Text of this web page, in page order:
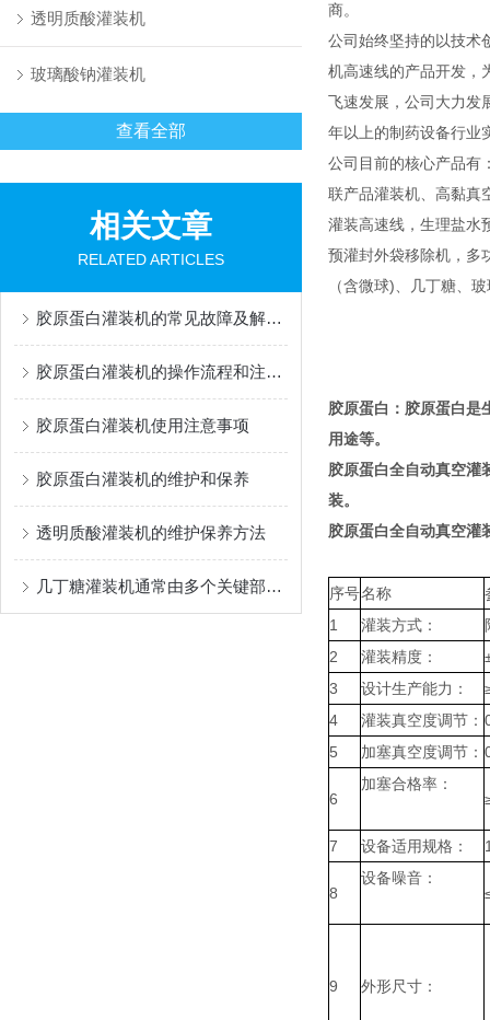
透明质酸灌装机
玻璃酸钠灌装机
查看全部
相关文章
RELATED ARTICLES
胶原蛋白灌装机的常见故障及解决办法有哪些？
胶原蛋白灌装机的操作流程和注意事项
胶原蛋白灌装机使用注意事项
胶原蛋白灌装机的维护和保养
透明质酸灌装机的维护保养方法
几丁糖灌装机通常由多个关键部件组成
商。
公司始终坚持的以技术
机高速线的产品开发，
飞速发展，公司大力发
年以上的制药设备行业
公司目前的核心产品有
联产品灌装机、高黏真
灌装高速线，生理盐水
预灌封外袋移除机，多
（含微球)、几丁糖、
胶原蛋白：胶原蛋白是
用途等。
胶原蛋白全自动真空灌
装。
胶原蛋白全自动真空灌
序号名称
1
灌装方式：
2
灌装精度：
3
设计生产能力：
4
灌装真空度调节：
5
加塞真空度调节：
6
加塞合格率：
7 设备适用规格：
8
设备噪音：
9 外形尺寸：